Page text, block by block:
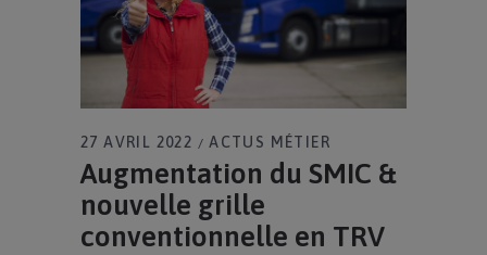
27 AVRIL 2022 ACTUS MÉTIER
Augmentation du SMIC &
nouvelle grille
conventionnelle en TRV